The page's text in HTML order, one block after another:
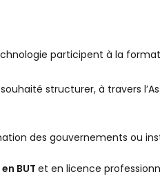
participent à la
structurer, à travers
des gouvernements ou
BUTet en licence